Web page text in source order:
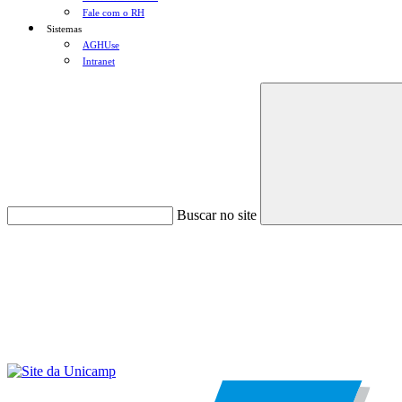
Fale com o RH
Sistemas
AGHUse
Intranet
Buscar no site